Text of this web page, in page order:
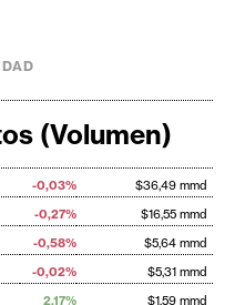
(Volumen)
-0,03%
$36,49 mmd
-0,27%
$16,55 mmd
-0,58%
$5,64 mmd
-0,02%
$5,31 mmd
2,17% $1,59 mmd